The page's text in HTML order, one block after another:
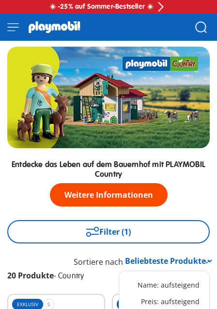
☀️ -25% auf Sommer-Bestseller ☀️
Entdecke das Leben auf dem Bauernhof mit PLAYMOBIL
Country
Weitere Informationen
Filter (1)
20 Produkte- Country
Sortiere nach
Name: aufsteigend
Preis: aufsteigend
EXKLUSIV S EXKLUSIV XS